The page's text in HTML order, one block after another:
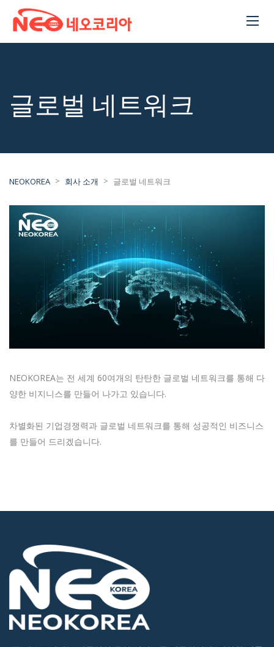
글로벌 네트워크
NEOKOREA > 회사 소개 > 글로벌 네트워크
NEOKOREA는 전 세계 60여개의 탄탄한 글로벌 네트워크를 통해 다
양한 비지니스를 만들어 나가고 있습니다.
차별화된 기업경쟁력과 글로벌 네트워크를 통해 성공적인 비즈니스
를 만들어 드리겠습니다.